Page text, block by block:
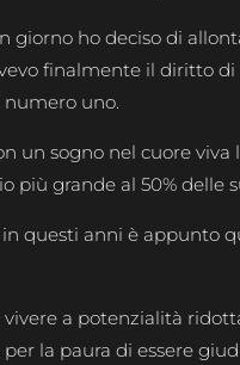
giorno ho deciso di
finalmente il diritto di
numero uno.
un sogno nel cuore viva
più grande al 50% delle
questi anni è appunto
a potenzialità
la paura di essere